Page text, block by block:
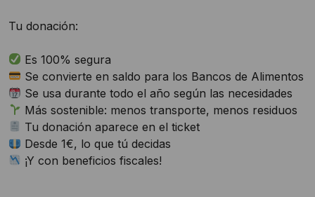
Tu donación:
Es 100% segura
Se convierte en saldo para los Bancos de Alimentos
Se usa durante todo el año según las necesidades
Más sostenible: menos transporte, menos residuos
Tu donación aparece en el ticket
Desde 1€, lo que tú decidas
¡Y con beneficios fiscales!